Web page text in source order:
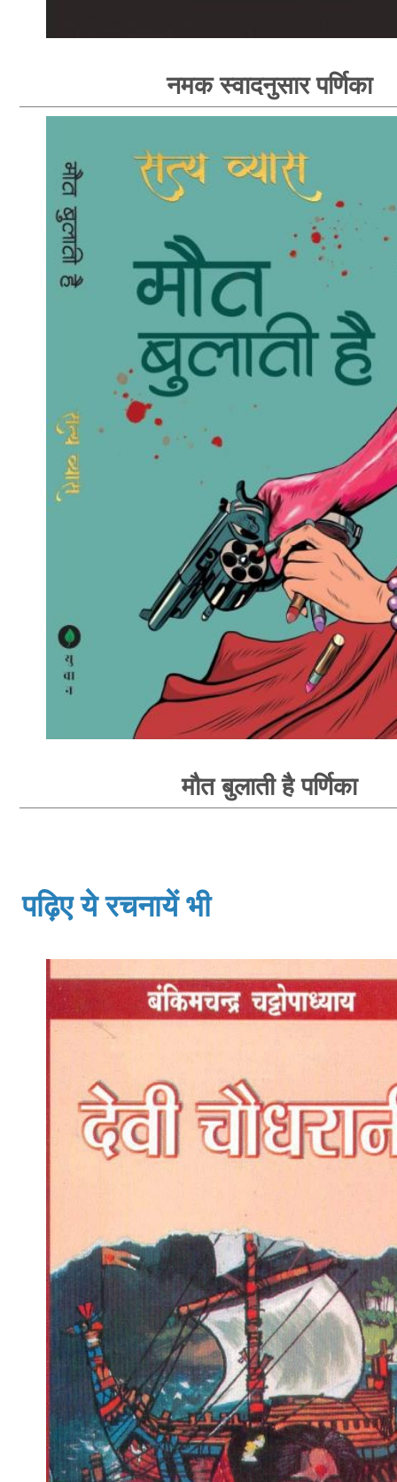
नमक स्वादनुसार पर्णिका
मौत बुलाती है पर्णिका
पढ़िए ये रचनायें भी